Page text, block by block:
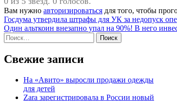
Вам нужно авторизироваться для того, чтобы
Навигация
по
записям
Госдума утвердила штрафы для УК за недопуск
Один альткоин внезапно упал на 90%! В него
Найти:
Свежие записи
На «Авито» выросли продажи одежды
для детей
Zara зарегистрировала в России новый